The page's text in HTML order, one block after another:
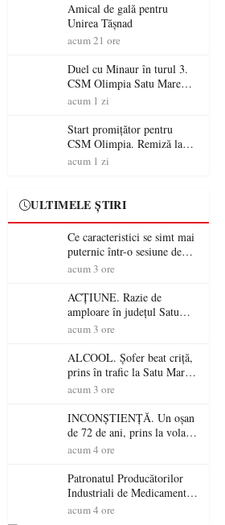
Amical de gală pentru
Unirea Tășnad
acum 21 ore
Duel cu Minaur în turul 3.
CSM Olimpia Satu Mare
începe aventura în Cupa
acum 1 zi
Start promițător pentru
CSM Olimpia. Remiză la
Dumbrăvița în debutul
acum 1 zi
ULTIMELE ȘTIRI
Ce caracteristici se simt mai
puternic într-o sesiune de
distracție la sloturi online:
RTP?
acum 3 ore
ACȚIUNE. Razie de
amploare în județul Satu
Mare! Polițiștii au dat sute
șoferi fără permis într-o
singură zi
acum 3 ore
ALCOOL. Șofer beat criță,
prins în trafic la Satu Mare!
Alcoolemie uriașă
acum 3 ore
INCONȘTIENȚĂ. Un oșan
de 72 de ani, prins la volan
fără permis! Polițiștii l-au
acum 4 ore
Patronatul Producătorilor
Industriali de Medicamente
din România (PRIMER):
acum 4 ore